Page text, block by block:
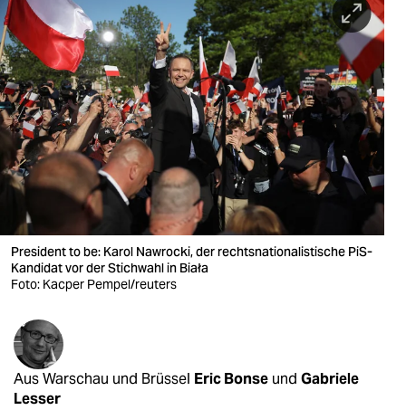
berlin
nord
wahrheit
verlag
verlag
veranstaltungen
shop
fragen & hilfe
unterstützen
abo
genossenschaft
President to be: Karol Nawrocki, der rechtsnationalistische PiS-
Kandidat vor der Stichwahl in Biała
Foto: Kacper Pempel/reuters
Aus Warschau und Brüssel Eric Bonse und Gabriele
Lesser